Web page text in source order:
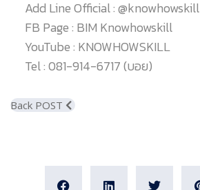
Add Line Official : @knowhowskill
FB Page : BIM Knowhowskill
YouTube : KNOWHOWSKILL
Tel : 081-914-6717 (บอย)
Back POST